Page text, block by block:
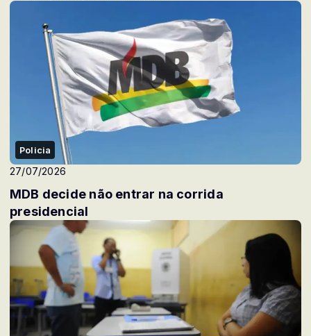
Policia
27/07/2026
MDB decide não entrar na corrida
presidencial